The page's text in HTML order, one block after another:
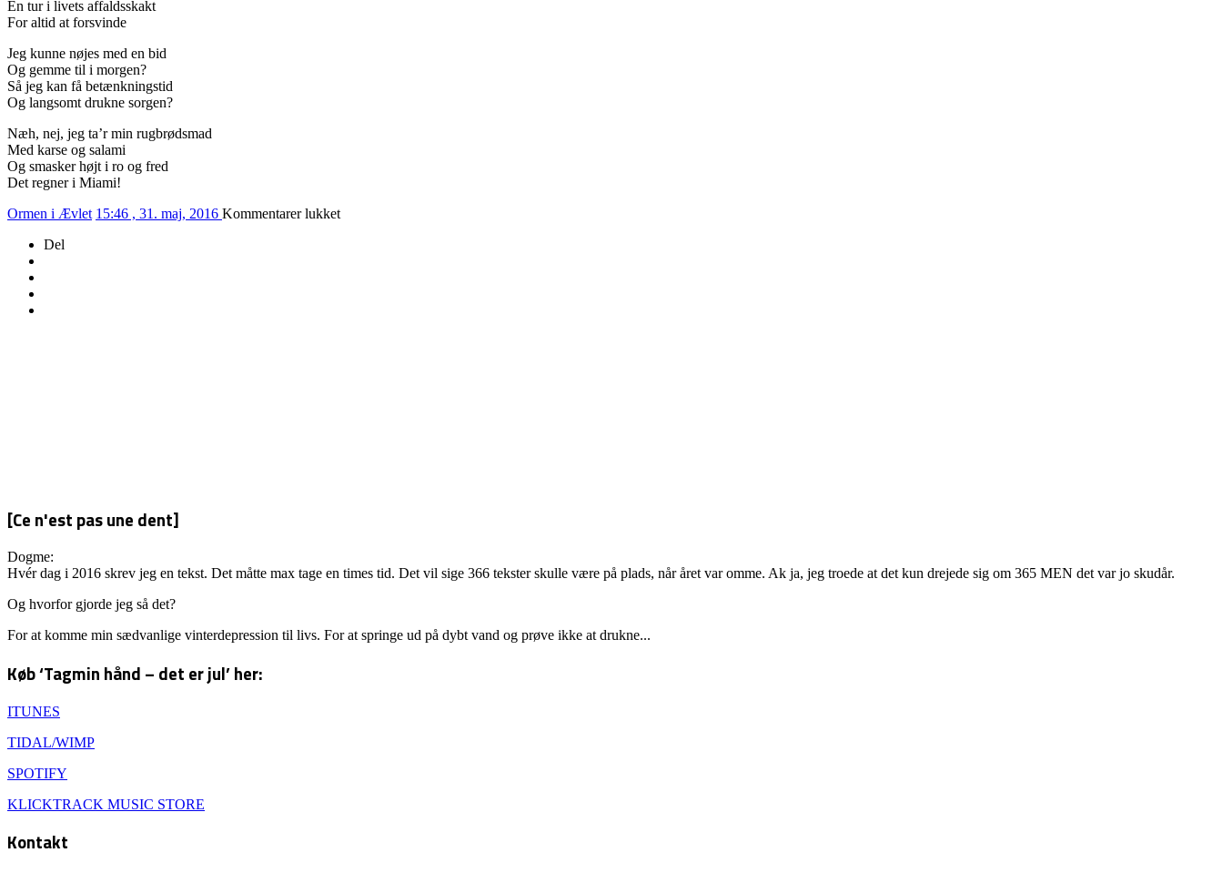
En tur i livets affaldsskakt
For altid at forsvinde
Jeg kunne nøjes med en bid
Og gemme til i morgen?
Så jeg kan få betænkningstid
Og langsomt drukne sorgen?
Næh, nej, jeg ta’r min rugbrødsmad
Med karse og salami
Og smasker højt i ro og fred
Det regner i Miami!
Ormen i Ævlet 15:46 , 31. maj, 2016 Kommentarer lukkettil
Del
[Ce n'est pas une dent]
Dogme:
Hvér dag i 2016 skrev jeg en tekst. Det måtte max tage en times tid. Det vil sige 366 tekster skulle være på plads, når året var omme. Ak ja, jeg troede at det kun drejede sig om 365 MEN det var jo skudår.
Og hvorfor gjorde jeg så det?
For at komme min sædvanlige vinterdepression til livs. For at springe ud på dybt vand og prøve ikke at drukne...
Køb ‘Tagmin hånd – det er jul’ her:
ITUNES
TIDAL/WIMP
SPOTIFY
KLICKTRACK MUSIC STORE
Kontakt